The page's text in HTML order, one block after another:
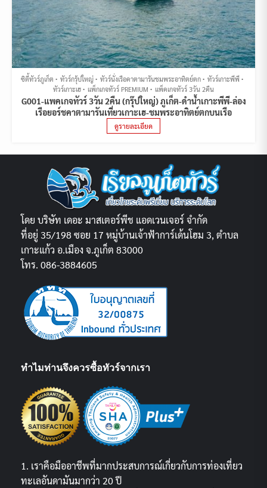
ซิตี้ทัวร์ภูเก็ต ทัวร์กรุ้ปใหญ่ ทัวร์นั่งเรือคาตามารันชมพระอาทิตย์ตก
ทัวร์เกาะพีพี
ทัวร์เกาะเฮ
แพ็กเกจทัวร์ PREMIUM แพ็คเกจทัวร์ 3วัน 2คืน
G001-แพคเกจทัวร์ 3วัน 2คืน (กรุ๊ปใหญ่) ภูเก็ต-ดำน้ำเกาะพีพี-ล่อง
เรือยอร์ชคาตามารันเที่ยวเกาะเฮ-ชมพระอาทิตย์ตกบนเรือ
ดูรายละเอียด
โดย บริษัท เดอะ มาสเตอร์พีช แอดเวนเจอร์ จำกัด
ที่อยู่ 35/198 ซอย 17 หมู่บ้านเจ้าฟ้าการ์เด้นโฮม 3, ตำบล
เกาะแก้ว อ.เมือง จ.ภูเก็ต 83000
โทร. 086-3884605
ทำไมท่านจึงควรซื้อทัวร์จากเรา
1. เราคือมืออาชีพที่มากประสบการณ์เกี่ยวกับการท่องเที่ยว
ทะเลอันดามันมากว่า 20 ปี